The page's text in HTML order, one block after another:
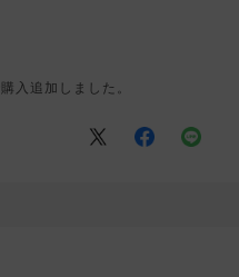
入追加しました。